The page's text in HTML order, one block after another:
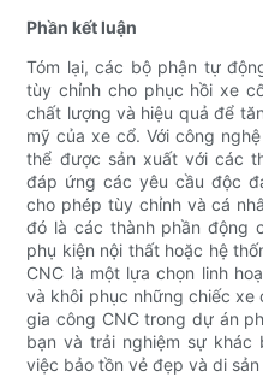
Phần kết luận
Tóm lại, các bộ phận tự
tùy chỉnh cho phục hồi xe
chất lượng và hiệu quả để
mỹ của xe cổ. Với công
thể được sản xuất với các
đáp ứng các yêu cầu độc
cho phép tùy chỉnh và cá
đó là các thành phần động
phụ kiện nội thất hoặc hệ
CNC là một lựa chọn linh
và khôi phục những chiếc xe
gia công CNC trong dự án
bạn và trải nghiệm sự
việc bảo tồn vẻ đẹp và di